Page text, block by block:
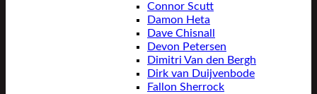
Connor Scutt
Damon Heta
Dave Chisnall
Devon Petersen
Dimitri Van den Bergh
Dirk van Duijvenbode
Fallon Sherrock